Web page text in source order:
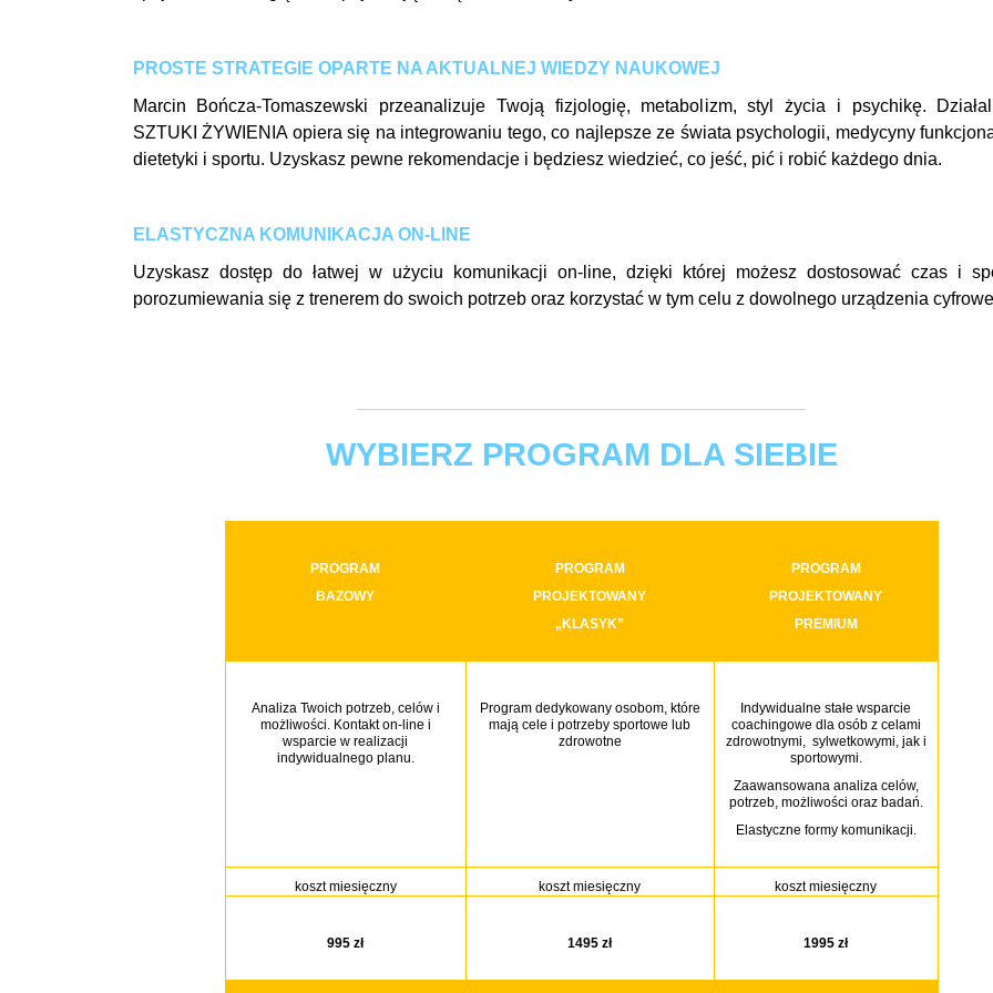
PROSTE STRATEGIE OPARTE NA AKTUALNEJ WIEDZY NAUKOWEJ
Marcin Bończa-Tomaszewski przeanalizuje Twoją fizjologię, metabolizm, styl życia i psychikę.
SZTUKI ŻYWIENIA opiera się na integrowaniu tego, co najlepsze ze świata psychologii, medycyny
dietetyki i sportu. Uzyskasz pewne rekomendacje i będziesz wiedzieć, co jeść, pić i robić każdego dnia.
ELASTYCZNA KOMUNIKACJA ON-LINE
Uzyskasz dostęp do łatwej w użyciu komunikacji on-line, dzięki której możesz dostosować czas i
porozumiewania się z trenerem do swoich potrzeb oraz korzystać w tym celu z dowolnego urządzenia
WYBIERZ PROGRAM DLA SIEBIE
PROGRAM
BAZOWY
PROGRAM
PROJEKTOWANY
„KLASYK”
PROGRAM
PROJEKTOWANY
PREMIUM
Analiza Twoich potrzeb, celów i
możliwości. Kontakt on-line i
wsparcie w realizacji
indywidualnego planu.
Program dedykowany osobom, które
mają cele i potrzeby sportowe lub
zdrowotne
Indywidualne stałe wsparcie
coachingowe dla osób z celami
zdrowotnymi, sylwetkowymi, jak i
sportowymi.
Zaawansowana analiza celów,
potrzeb, możliwości oraz badań.
Elastyczne formy komunikacji.
koszt miesięczny koszt miesięczny koszt miesięczny
995 zł 1495 zł 1995 zł